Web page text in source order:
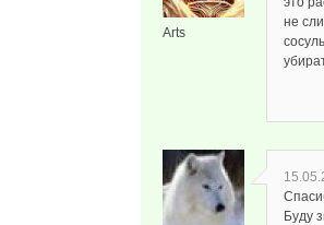
Arts
не
Буду